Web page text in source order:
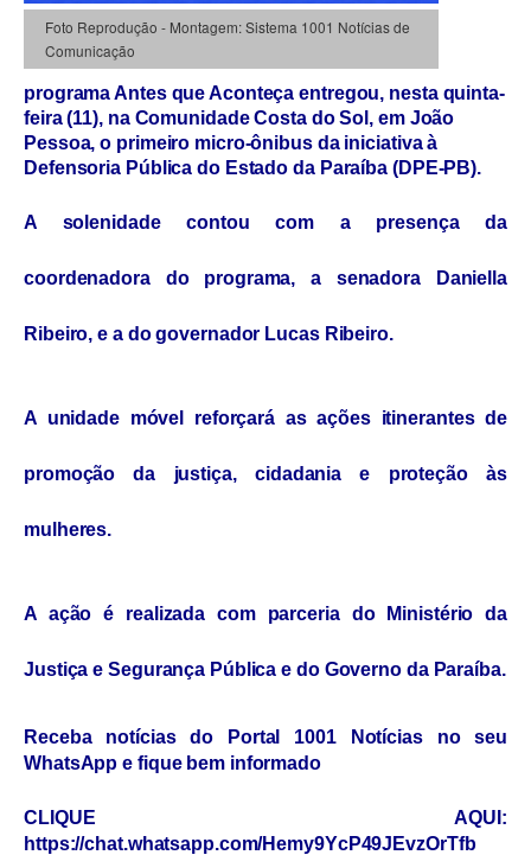
Foto Reprodução - Montagem: Sistema 1001 Notícias de
Comunicação
programa Antes que Aconteça entregou, nesta quinta-
feira (11), na Comunidade Costa do Sol, em João
Pessoa, o primeiro micro-ônibus da iniciativa à
Defensoria Pública do Estado da Paraíba (DPE-PB).
A solenidade contou com a presença da
coordenadora do programa, a senadora Daniella
Ribeiro, e a do governador Lucas Ribeiro.
A unidade móvel reforçará as ações itinerantes de
promoção da justiça, cidadania e proteção às
mulheres.
A ação é realizada com parceria do Ministério da
Justiça e Segurança Pública e do Governo da Paraíba.
Receba notícias do Portal 1001 Notícias no seu
WhatsApp e fique bem informado
CLIQUE AQUI:
https://chat.whatsapp.com/Hemy9YcP49JEvzOrTfb